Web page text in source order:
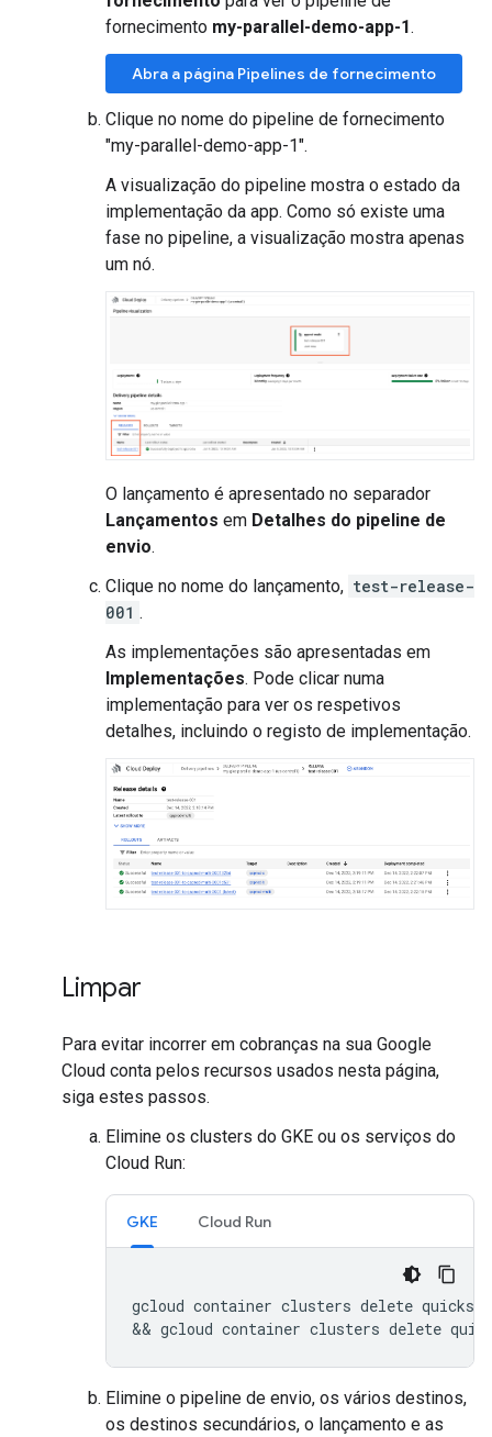
fornecimento my-parallel-demo-app-1.
Abra a página Pipelines de fornecimento
Clique no nome do pipeline de fornecimento
"my-parallel-demo-app-1".
A visualização do pipeline mostra o estado da
implementação da app. Como só existe uma
fase no pipeline, a visualização mostra apenas
um nó.
O lançamento é apresentado no separador
Lançamentos em Detalhes do pipeline de
envio.
Clique no nome do lançamento, test-release-
001 .
As implementações são apresentadas em
Implementações. Pode clicar numa
implementação para ver os respetivos
detalhes, incluindo o registo de implementação.
Limpar
Para evitar incorrer em cobranças na sua Google
Cloud conta pelos recursos usados nesta página,
siga estes passos.
Elimine os clusters do GKE ou os serviços do
Cloud Run:
GKE Cloud Run
gcloud container clusters delete
&& gcloud container clusters delete
Elimine o pipeline de envio, os vários destinos,
os destinos secundários, o lançamento e as